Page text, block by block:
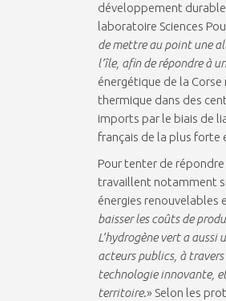
développement durable
laboratoire Sciences
de mettre au point une
l’île, afin de répondre à
énergétique de la
thermique dans des
imports par le biais de
français de la plus
Pour tenter de
travaillent notamment
énergies renouvelables
baisser les coûts de
L’hydrogène vert a
acteurs publics, à
technologie innovante,
territoire.» Selon les